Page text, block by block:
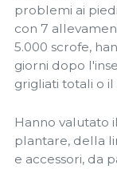
problemi ai
con 7
5.000 scrofe,
giorni dopo
grigliati totali o
Hanno valutato
plantare, della
e accessori, da